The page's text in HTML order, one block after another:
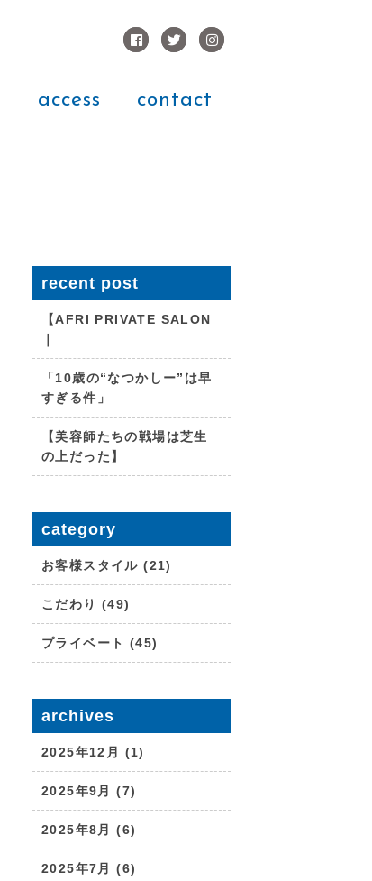
access contact
recent post
【AFRI PRIVATE SALON
「10歳の“なつかしー”は早
すぎる件」
【美容師たちの戦場は芝生
の上だった】
category
お客様スタイル (21)
こだわり (49)
プライベート (45)
archives
2025年12月 (1)
2025年9月 (7)
2025年8月 (6)
2025年7月 (6)